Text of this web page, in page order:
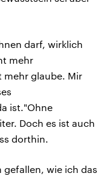
darf, wirklich
mehr
mehr glaube. Mir
ist."Ohne
Doch es ist auch
dorthin.
gefallen, wie ich das